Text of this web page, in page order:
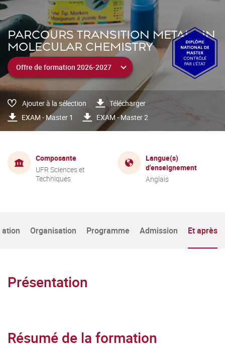
PARCOURS TRANSITION METALS IN
MOLECULAR CHEMISTRY
Ajouter à la sélection
Télécharger
EXAM - Master 1
EXAM - Master 2
Composante
UFR Sciences et
Techniques
Langue(s)
d'enseignement
Anglais
Organisation Programme Admission Et après
Présentation
Résumé de la formation